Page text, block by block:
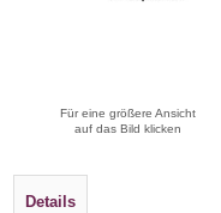
Für eine größere Ansicht
auf das Bild klicken
Details